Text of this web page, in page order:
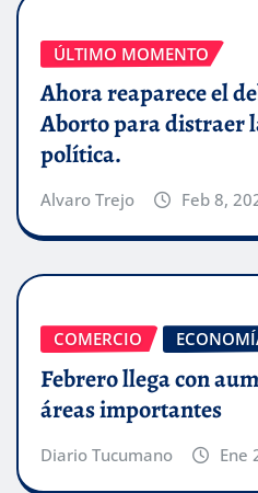
ÚLTIMO MOMENTO
Ahora reaparece el
Aborto para distraer
política.
Alvaro Trejo Feb 8,
COMERCIO
Febrero llega con
áreas importantes
Diario Tucumano Ene